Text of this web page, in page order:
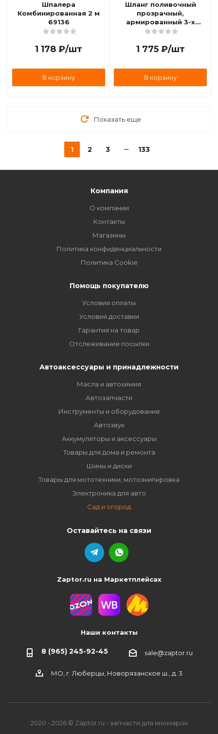
Шпалера
Комбинированная 2 м
69136
1 178 ₽/шт
В корзину
Шланг поливочный
прозрачный,
армированный 3-х
слойный (1/2дюйм., 15
1 775₽/шт
В корзину
Показать еще
1 2 3 133
Компания
О компании
Контакты
Магазины
Политика конфиденциальности
Политика Cookie
Помощь покупателю
Условия оплаты
Условия доставки
Гарантия на товар
Отслеживание посылки
Автоаксессуары и принадлежности
Масла и автохимия
Автозапчасти
Инструменты и оборудование
Автозвук
Аккумуляторы и аксессуары
Товары для дома и ремонта
Шины и диски
Товары для мототехники, мотоэкипировка
Электроника для авто
Сад и огород
Оставайтесь на связи
Zaptor.ru на Маркетплейсах
Наши контакты
8 (965) 245-92-45 sale@zaptor.ru
МО, г. Люберцы, Новорязанское ш., д. 3
2020 - 2026 © Zaptor.ru - запчасти для иномарок